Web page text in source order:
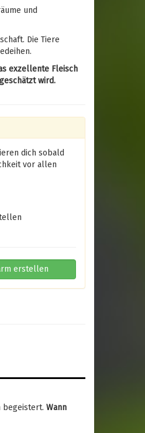
und
Die Tiere
exzellente Fleisch
wird.
dich sobald
vor allen
erstellen
begeistert. Wann